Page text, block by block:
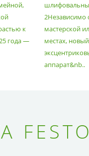
к
года —
2Независимо
мастерской
местах,
аппарат&nb..